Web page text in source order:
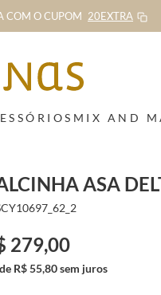
COM O CUPOM 20EXTRA
MIX AND
ASA
279,00
R$ 55,80 sem juros